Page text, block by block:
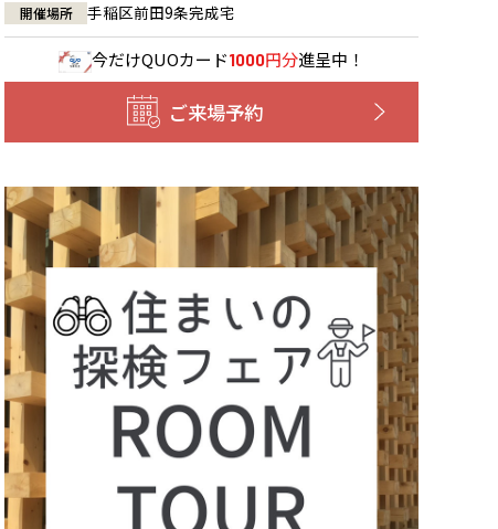
開催場所 手稲区前田9条完成宅
今だけQUOカード1000円分進呈中！
ご来場予約